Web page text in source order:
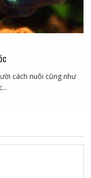
cách nuôi cũng như